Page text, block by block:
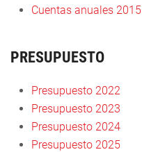
Cuentas anuales 2015
PRESUPUESTO
Presupuesto 2022
Presupuesto 2023
Presupuesto 2024
Presupuesto 2025